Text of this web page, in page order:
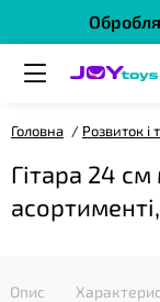
Головна Розвиток і
Гітара 24
Опис